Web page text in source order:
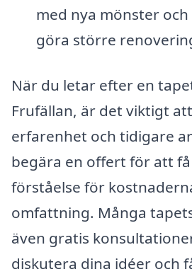
med nya mönster
göra större
När du letar efter en
Frufällan, är det viktigt
erfarenhet och tidigare
begära en offert för att
förståelse för
omfattning. Många
även gratis
diskutera dina idéer och